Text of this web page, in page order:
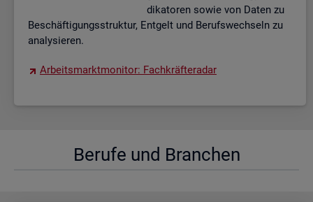
di­ka­to­ren sowie von Daten zu
Be­schäf­ti­gungs­struk­tur, Ent­gelt und Be­rufs­wech­seln zu
ana­ly­sie­ren.
Ar­beits­markt­mo­ni­tor: Fach­kräf­te­ra­dar
Be­ru­fe und Bran­chen